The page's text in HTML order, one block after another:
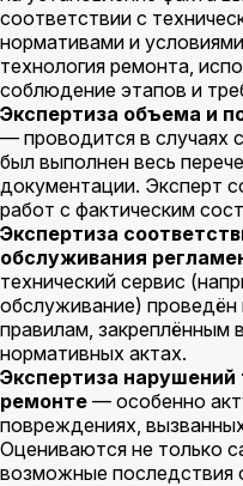
соответствии с
нормативами и
технология ремонта,
соблюдение этапов и
Экспертиза объема и
— проводится в случаях
был выполнен весь
документации. Эксперт
работ с фактическим
Экспертиза
обслуживания
технический сервис
обслуживание) проведён
правилам, закреплённым
нормативных актах.
Экспертиза нарушений
ремонте — особенно
повреждениях,
Оцениваются не только
возможные последствия